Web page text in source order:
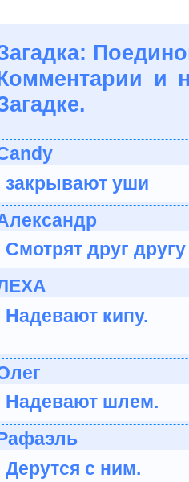
и
закрывают уши
Смотрят друг другу
Надевают кипу.
Надевают шлем.
Дерутся с ним.